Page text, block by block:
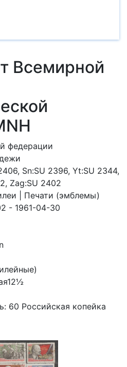
Всемирной
федерации
Sn:SU 2396, Yt:SU 2344,
Zag:SU 2402
| Печати (эмблемы)
- 1961-04-30
60 Российская копейка